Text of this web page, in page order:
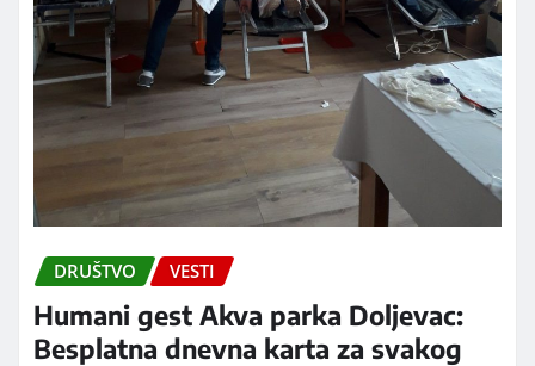
DRUŠTVO VESTI
Humani gest Akva parka Doljevac:
Besplatna dnevna karta za svakog